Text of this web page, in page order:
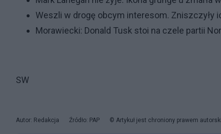
Weszli w drogę obcym interesom. Zniszczyły
Morawiecki: Donald Tusk stoi na czele partii
SW
Autor: Redakcja Źródło: PAP © Artykuł jest chroniony prawem